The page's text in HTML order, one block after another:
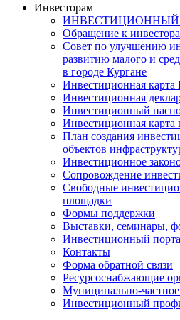
Инвесторам
Обращение к
Совет по улучшению
развитию малого и
в городе Кургане
Инвестиционная карта
Инвестиционная
Инвестиционный
Инвестиционная карта
План создания
объектов
Инвестиционное
Сопровождение
Свободные
площадки
Формы поддержки
Выставки, семинары,
Инвестиционный
Контакты
Форма обратной связи
Ресурсоснабжающие
Муниципально-частное
Инвестиционный